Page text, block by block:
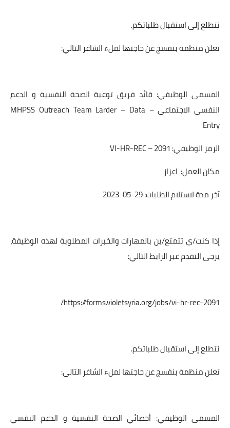
نتطلع إلى استقبال طلباتكم.
تعلن منظمة بنفسج عن حاجتها لملء الشاغر التالي:
المسمى الوظيفي: قائد فريق توعية الصحة النفسية و الدعم
النفسي الاجتماعي – MHPSS Outreach Team Larder – Data
Entry
الرمز الوظيفي: VI-HR-REC – 2091
مكان العمل: اعزاز
آخر مدة لاستلام الطلبات: 29-05-2023
إذا كنت/ي تتمتع/ين بالمهارات والخبرات المطلوبة لهذه الوظيفة،
يرجى التقدم عبر الرابط التالي:
https://forms.violetsyria.org/jobs/vi-hr-rec-2091/
نتطلع إلى استقبال طلباتكم.
تعلن منظمة بنفسج عن حاجتها لملء الشاغر التالي:
المسمى الوظيفي: أخصائي الصحة النفسية و الدعم النفسي